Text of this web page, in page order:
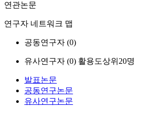
연관논문
연구자 네트워크 맵
공동연구자 (0)
유사연구자 (0) 활용도상위20명
발표논문
공동연구논문
유사연구논문